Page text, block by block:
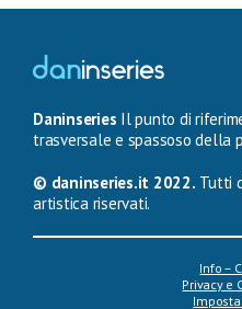
Daninseries Il punto di
trasversale e spassoso della
© daninseries.it 2022. Tutti
artistica riservati.
Info –
Privacy e